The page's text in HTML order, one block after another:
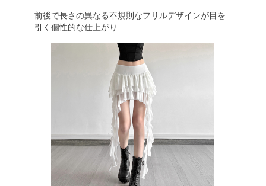
前後で長さの異なる不規則なフリルデザインが目を
引く個性的な仕上がり